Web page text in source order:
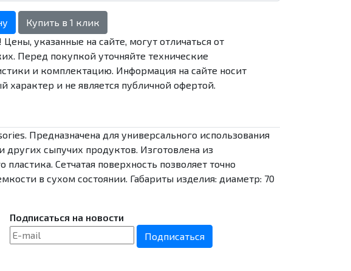
Купить в 1 клик
указанные на сайте, могут отличаться от
Перед покупкой уточняйте технические
и комплектацию. Информация на сайте носит
характер и не является публичной офертой.
Предназначена для универсального использования
сыпучих продуктов. Изготовлена из
Сетчатая поверхность позволяет точно
в сухом состоянии. Габариты изделия: диаметр: 70
Подписаться на новости
Подписаться